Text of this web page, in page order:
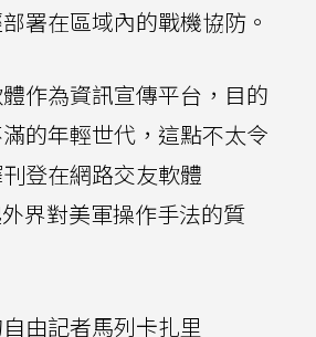
署在區域內的戰機協防。
作為資訊宣傳平台，目的
的年輕世代，這點不太令
登在網路交友軟體
界對美軍操作手法的質
由記者馬列卡扎里